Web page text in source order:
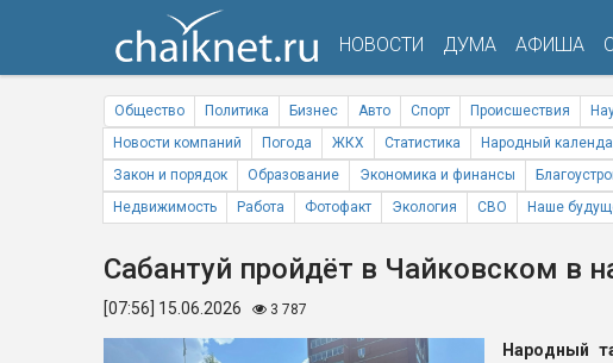
НОВОСТИ ДУМА АФИША
Общество Политика Бизнес Авто Спорт Происшествия
Новости компаний
Погода ЖКХ Статистика Народный
Закон и порядок
Образование Экономика и финансы
Недвижимость
Работа Фотофакт Экология СВО Наше
Сабантуй пройдёт в Чайковском в
[07:56] 15.06.2026 3 787
Народный